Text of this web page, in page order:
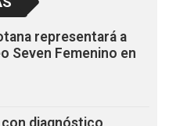
representará a
Seven Femenino en